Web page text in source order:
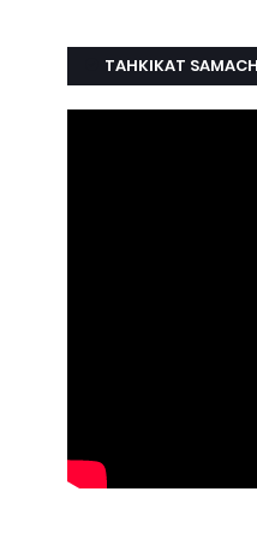
TAHKIKAT